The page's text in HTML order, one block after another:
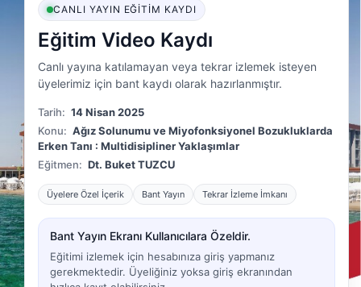
CANLI YAYIN EĞITIM KAYDI
Eğitim Video Kaydı
Canlı yayına katılamayan veya tekrar izlemek isteyen
üyelerimiz için bant kaydı olarak hazırlanmıştır.
Tarih: 14 Nisan 2025
Konu: Ağız Solunumu ve Miyofonksiyonel Bozukluklarda
Erken Tanı : Multidisipliner Yaklaşımlar
Eğitmen: Dt. Buket TUZCU
Üyelere Özel İçerik Bant Yayın Tekrar İzleme İmkanı
Bant Yayın Ekranı Kullanıcılara Özeldir.
Eğitimi izlemek için hesabınıza giriş yapmanız
gerekmektedir. Üyeliğiniz yoksa giriş ekranından